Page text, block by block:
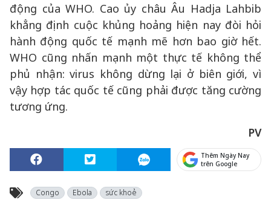
động của WHO. Cao ủy châu Âu Hadja Lahbib
khẳng định cuộc khủng hoảng hiện nay đòi hỏi
hành động quốc tế mạnh mẽ hơn bao giờ hết.
WHO cũng nhấn mạnh một thực tế không thể
phủ nhận: virus không dừng lại ở biên giới, vì
vậy hợp tác quốc tế cũng phải được tăng cường
tương ứng.
PV
Thêm Ngày Nay
trên Google
Congo Ebola sức khoẻ